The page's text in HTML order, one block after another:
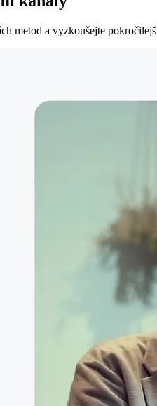
metod a vyzkoušejte